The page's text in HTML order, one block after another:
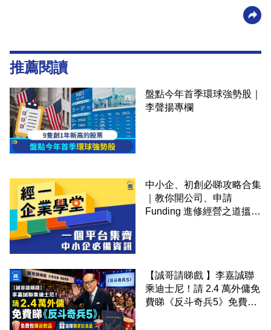
推薦閱讀
盤點今年首季環球強勢股｜
李聲揚專欄
中小企、初創必睇攻略合集
｜教你開公司、申請
Funding 進修經營之道搵大
【誠哥請睇戲 】李嘉誠聯
乘迪士尼！請 2.4 萬外傭免
費睇《反斗奇兵5》免費包